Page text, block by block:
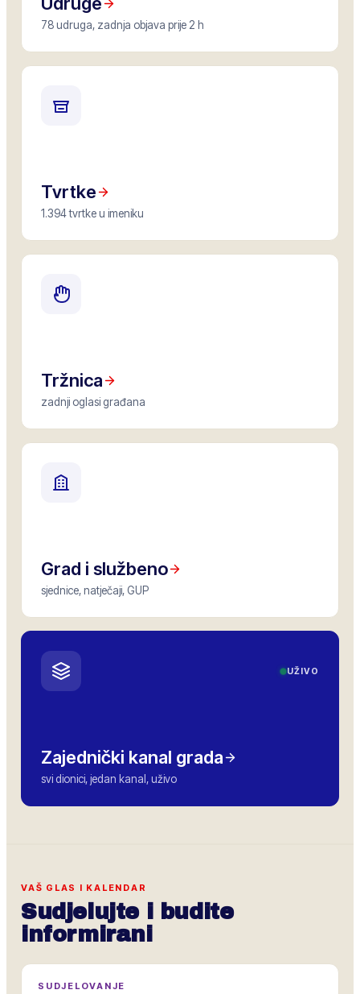
78 udruga, zadnja objava prije 2 h
Tvrtke
1.394 tvrtke u imeniku
Tržnica
zadnji oglasi građana
Grad i službeno
sjednice, natječaji, GUP
UŽIVO
Zajednički kanal grada
svi dionici, jedan kanal, uživo
VAŠ GLAS I KALENDAR
Sudjelujte i budite
informirani
SUDJELOVANJE